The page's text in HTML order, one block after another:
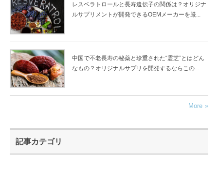
レスベラトロールと長寿遺伝子の関係は？オリジナ
ルサプリメントが開発できるOEMメーカーを厳...
中国で不老長寿の秘薬と珍重された“霊芝”とはどん
なもの？オリジナルサプリを開発するならこの...
More
記事カテゴリ